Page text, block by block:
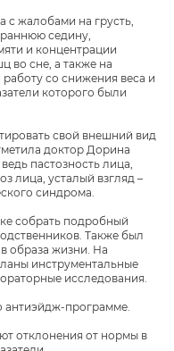
с жалобами на грусть,
раннюю седину,
и концентрации
во сне, а также на
работу со снижения веса и
которого были
свой внешний вид
доктор Дорина
пастозность лица,
лица, усталый взгляд –
синдрома.
собрать подробный
Также был
образа жизни. На
инструментальные
исследования.
антиэйдж-программе.
отклонения от нормы в